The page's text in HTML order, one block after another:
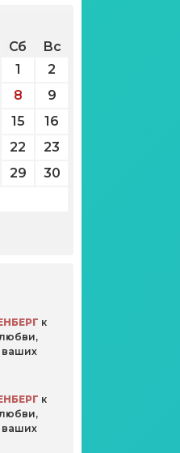
Сб
Вс
1
2
8
9
15
16
22
23
29
30
к
любви,
ваших
к
любви,
ваших